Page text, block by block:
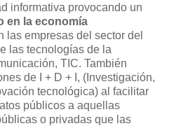
informativa provocando un
en la economía
las empresas del sector del
las tecnologías de la
TIC. También
de I + D + I, (Investigación,
tecnológica) al facilitar
públicos a aquellas
o privadas que las